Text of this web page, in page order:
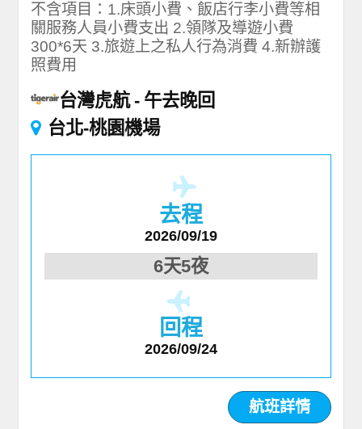
不含項目：1.床頭小費、飯店行李小費等相
關服務人員小費支出 2.領隊及導遊小費
300*6天 3.旅遊上之私人行為消費 4.新辦護
照費用
台灣虎航
午去晚回
台北-桃園機場
去程
2026/09/19
6天5夜
回程
2026/09/24
航班詳情